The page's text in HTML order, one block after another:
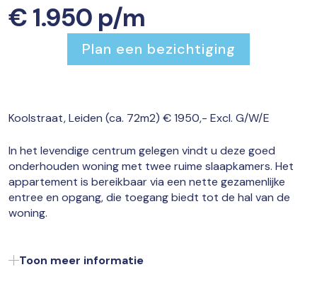
€ 1.950 p/m
Plan een bezichtiging
Koolstraat, Leiden (ca. 72m2) € 1950,- Excl. G/W/E
In het levendige centrum gelegen vindt u deze goed
onderhouden woning met twee ruime slaapkamers. Het
appartement is bereikbaar via een nette gezamenlijke
entree en opgang, die toegang biedt tot de hal van de
woning.
met cv-installatie en de royale woonkamer. De
Toon meer informatie